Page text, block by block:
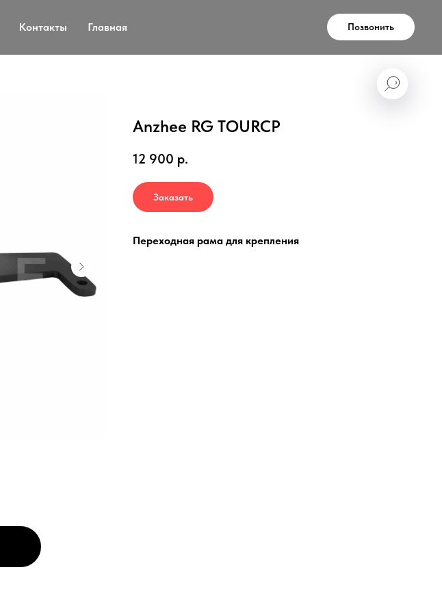
Контакты Главная Позвонить
Anzhee RG TOURCP
12 900 р.
Заказать
Переходная рама для крепления